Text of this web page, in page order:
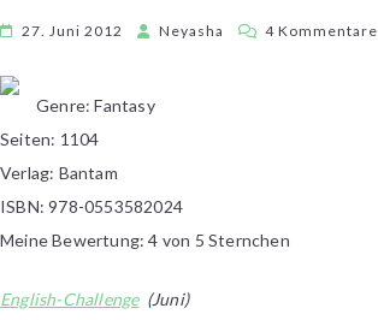
27. Juni 2012 Neyasha 4 Kommentare
Genre: Fantasy
Seiten: 1104
Verlag: Bantam
ISBN: 978-0553582024
Meine Bewertung: 4 von 5 Sternchen
English-Challenge(Juni)